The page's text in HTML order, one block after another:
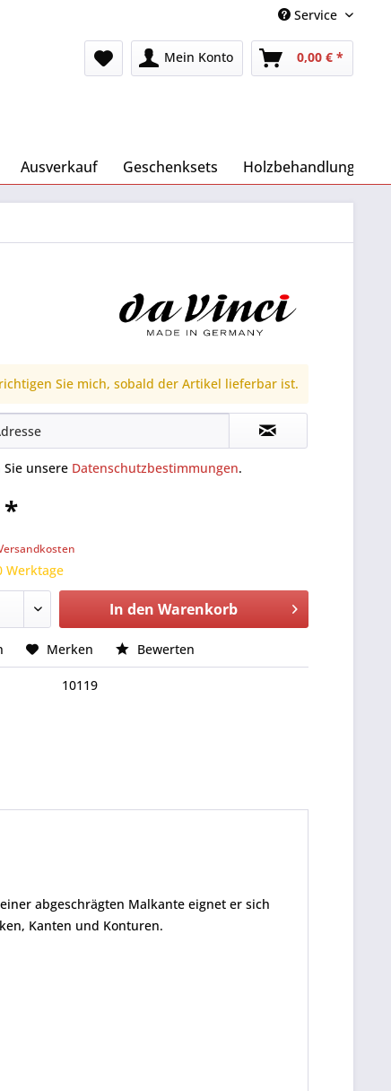
Service
Mein Konto 0,00 € *
Ausverkauf Geschenksets Holzbehandlung
Sie mich, sobald der Artikel lieferbar ist.
unsere Datenschutzbestimmungen.
*
Werktage
In den Warenkorb
Merken Bewerten
10119
abgeschrägten Malkante eignet er sich
Kanten und Konturen.